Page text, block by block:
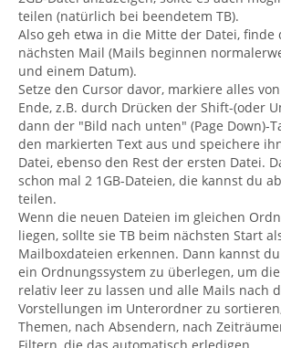
teilen (natürlich bei beendetem TB).
Also geh etwa in die Mitte der Datei, finde
nächsten Mail (Mails beginnen
und einem Datum).
Setze den Cursor davor, markiere alles
Ende, z.B. durch Drücken der Shift-(oder
dann der "Bild nach unten" (Page Down)-
den markierten Text aus und speichere
Datei, ebenso den Rest der ersten Datei.
schon mal 2 1GB-Dateien, die kannst du
teilen.
Wenn die neuen Dateien im gleichen
liegen, sollte sie TB beim nächsten Start
Mailboxdateien erkennen. Dann kannst
ein Ordnungssystem zu überlegen, um
relativ leer zu lassen und alle Mails nach
Vorstellungen im Unterordner zu
Themen, nach Absendern, nach